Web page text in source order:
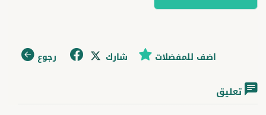
رجوع شارك اضف للمفضلات
تعليق